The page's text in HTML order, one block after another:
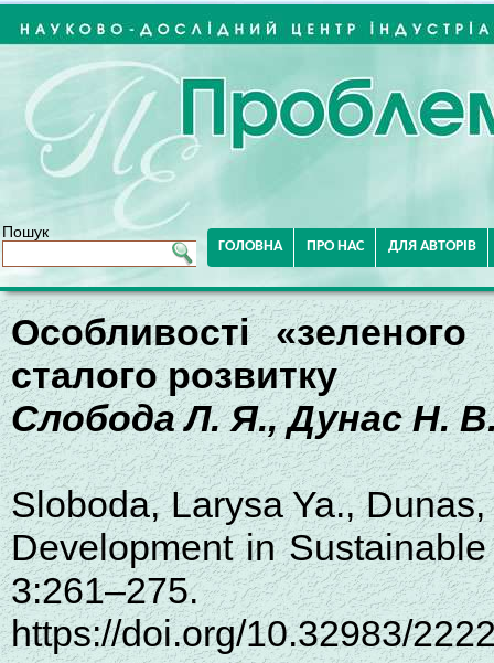
Пошук
ГОЛОВНА ПРО НАС ДЛЯ АВТОРІВ
Особливості «зеленого
сталого розвитку
Слобода Л. Я., Дунас Н.
Sloboda, Larysa Ya.,
Development in
3:261–275.
https://doi.org/10.32983/